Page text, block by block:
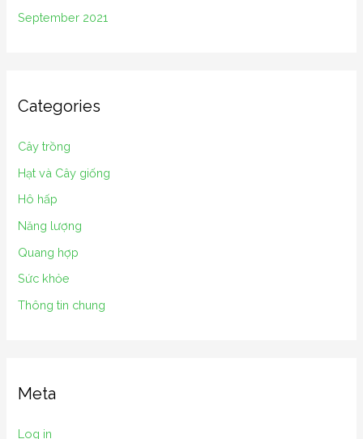
September 2021
Categories
Cây trồng
Hạt và Cây giống
Hô hấp
Năng lượng
Quang hợp
Sức khỏe
Thông tin chung
Meta
Log in